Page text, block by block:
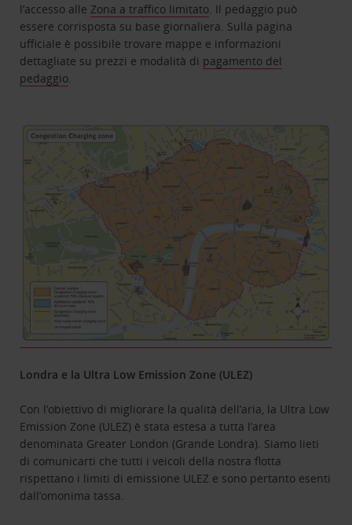
l’accesso alle Zona a traffico limitato . Il pedaggio può
essere corrisposta su base giornaliera. Sulla pagina
ufficiale è possibile trovare mappe e informazioni
dettagliate su prezzi e modalità di pagamento del
pedaggio
Londra e la Ultra Low Emission Zone (ULEZ)
Con l’obiettivo di migliorare la qualità dell’aria, la Ultra Low
Emission Zone (ULEZ) è stata estesa a tutta l’area
denominata Greater London (Grande Londra). Siamo lieti
di comunicarti che tutti i veicoli della nostra flotta
rispettano i limiti di emissione ULEZ e sono pertanto esenti
dall’omonima tassa.